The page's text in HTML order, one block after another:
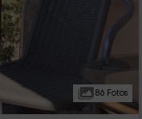
86 Fotos